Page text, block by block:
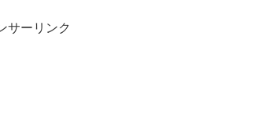
サーリンク